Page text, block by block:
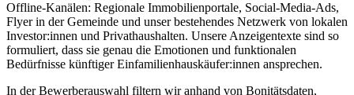
Offline-Kanälen: Regionale Immobilienportale, Social-Media-Ads,
Flyer in der Gemeinde und unser bestehendes Netzwerk von lokalen
Investor:innen und Privathaushalten. Unsere Anzeigentexte sind so
formuliert, dass sie genau die Emotionen und funktionalen
Bedürfnisse künftiger Einfamilienhauskäufer:innen ansprechen.
In der Bewerberauswahl filtern wir anhand von Bonitätsdaten,